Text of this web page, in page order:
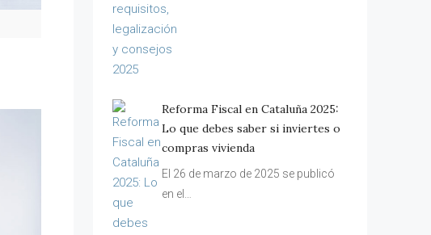
Reforma Fiscal en Cataluña 2025:
Lo que debes saber si inviertes o
compras vivienda
El 26 de marzo de 2025 se publicó
en el…